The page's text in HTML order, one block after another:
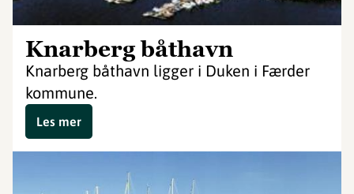
Knarberg båthavn
Knarberg båthavn ligger i Duken i Færder
kommune.
Les mer